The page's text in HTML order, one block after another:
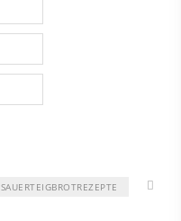
SAUERTEIGBROTREZEPTE